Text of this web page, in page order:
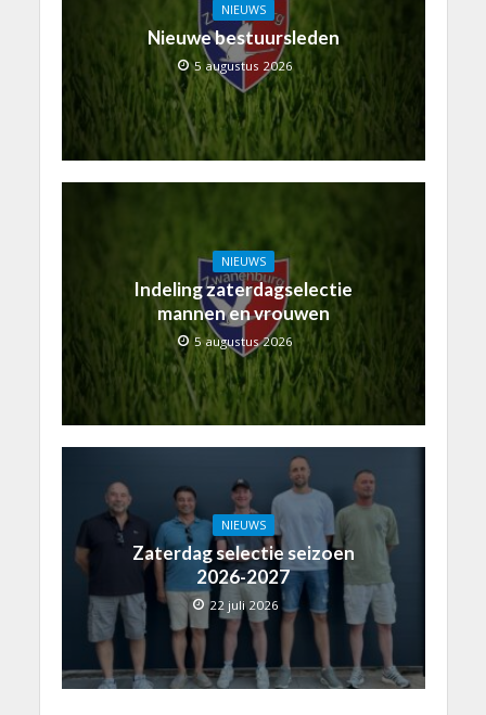
NIEUWS
Nieuwe bestuursleden
5 augustus 2026
NIEUWS
Indeling zaterdagselectie
mannen en vrouwen
5 augustus 2026
NIEUWS
Zaterdag selectie seizoen
2026-2027
22 juli 2026